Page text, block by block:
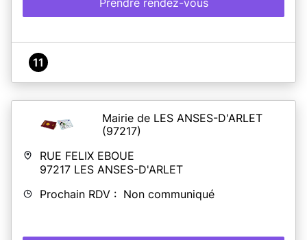
11
Mairie de LES ANSES-D'ARLET
(97217)
RUE FELIX EBOUE
97217 LES ANSES-D'ARLET
Prochain RDV : Non communiqué